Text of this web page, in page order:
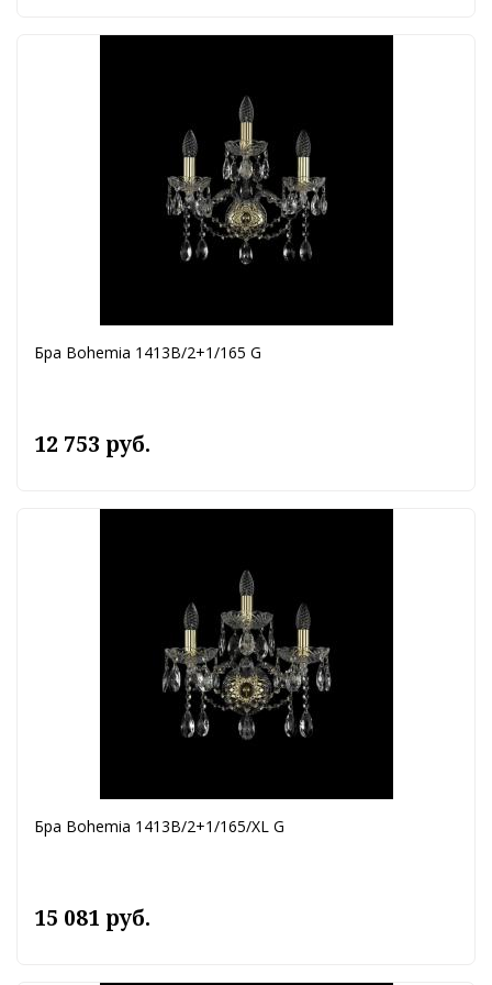
Бра Bohemia 1413B/2+1/165 G
12 753 руб.
Бра Bohemia 1413B/2+1/165/XL G
15 081 руб.